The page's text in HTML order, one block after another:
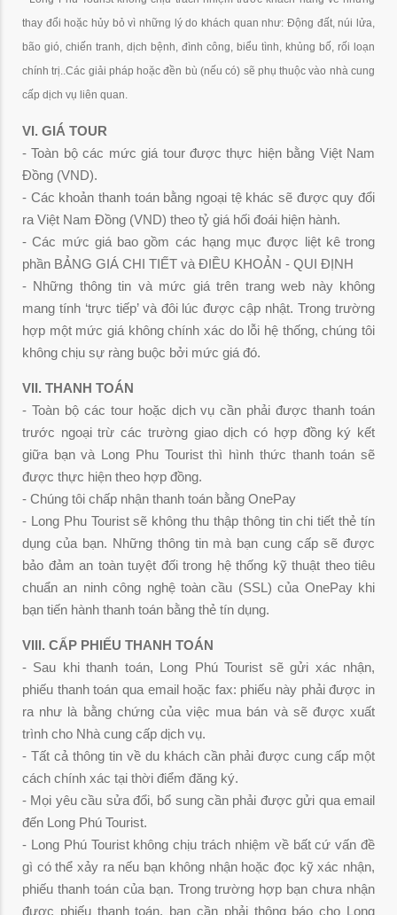
thay đổi hoặc hủy bỏ vì những lý do khách quan như: Động đất, núi lửa,
bão gió, chiến tranh, dịch bệnh, đình công, biểu tình, khủng bố, rối loạn
chính trị..Các giải pháp hoặc đền bù (nếu có) sẽ phụ thuộc vào nhà cung
cấp dịch vụ liên quan.
VI. GIÁ TOUR
- Toàn bộ các mức giá tour được thực hiện bằng Việt Nam
Đồng (VND).
- Các khoản thanh toán bằng ngoại tệ khác sẽ được quy đổi
ra Việt Nam Đồng (VND) theo tỷ giá hối đoái hiện hành.
- Các mức giá bao gồm các hạng mục được liệt kê trong
phần BẢNG GIÁ CHI TIẾT và ĐIỀU KHOẢN - QUI ĐỊNH
- Những thông tin và mức giá trên trang web này không
mang tính ‘trực tiếp’ và đôi lúc được cập nhật. Trong trường
hợp một mức giá không chính xác do lỗi hệ thống, chúng tôi
không chịu sự ràng buộc bởi mức giá đó.
VII. THANH TOÁN
- Toàn bộ các tour hoặc dịch vụ cần phải được thanh toán
trước ngoại trừ các trường giao dịch có hợp đồng ký kết
giữa bạn và Long Phu Tourist thì hình thức thanh toán sẽ
được thực hiện theo hợp đồng.
- Chúng tôi chấp nhận thanh toán bằng OnePay
- Long Phu Tourist sẽ không thu thập thông tin chi tiết thẻ tín
dụng của bạn. Những thông tin mà bạn cung cấp sẽ được
bảo đảm an toàn tuyệt đối trong hệ thống kỹ thuật theo tiêu
chuẩn an ninh công nghệ toàn cầu (SSL) của OnePay khi
bạn tiến hành thanh toán bằng thẻ tín dụng.
VIII. CẤP PHIẾU THANH TOÁN
- Sau khi thanh toán, Long Phú Tourist sẽ gửi xác nhận,
phiếu thanh toán qua email hoặc fax: phiếu này phải được in
ra như là bằng chứng của việc mua bán và sẽ được xuất
trình cho Nhà cung cấp dịch vụ.
- Tất cả thông tin về du khách cần phải được cung cấp một
cách chính xác tại thời điểm đăng ký.
- Mọi yêu cầu sửa đổi, bổ sung cần phải được gửi qua email
đến Long Phú Tourist.
- Long Phú Tourist không chịu trách nhiệm về bất cứ vấn đề
gì có thể xảy ra nếu bạn không nhận hoặc đọc kỹ xác nhận,
phiếu thanh toán của bạn. Trong trường hợp bạn chưa nhận
được phiếu thanh toán, bạn cần phải thông báo cho Long